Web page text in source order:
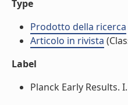
Type
Prodotto della ricerca
Articolo in rivista
Label
Planck Early Results.